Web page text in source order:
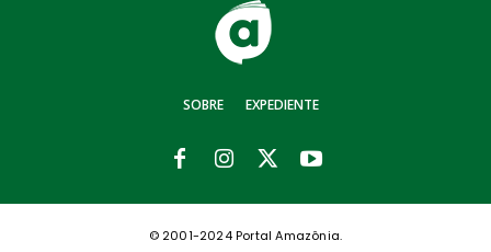
SOBRE EXPEDIENTE
© 2001-2024 Portal Amazônia.